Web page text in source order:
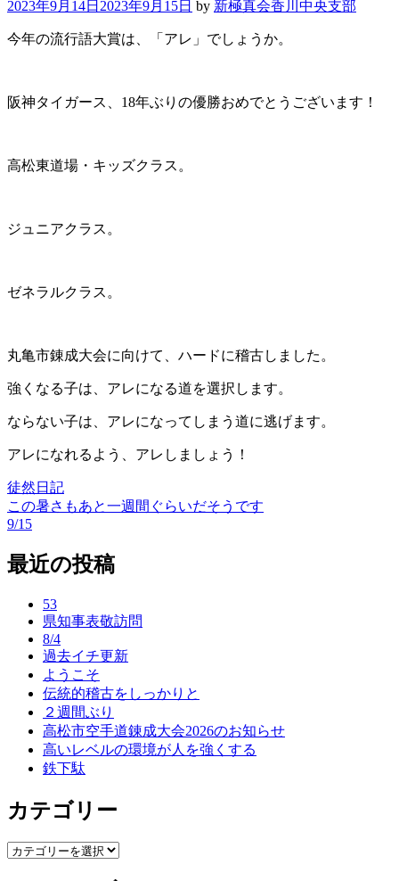
2023年9月14日 2023年9月15日 by 新極真会香川中央支部
今年の流行語大賞は、「アレ」でしょうか。
阪神タイガース、18年ぶりの優勝おめでとうございます！
高松東道場・キッズクラス。
ジュニアクラス。
ゼネラルクラス。
丸亀市錬成大会に向けて、ハードに稽古しました。
強くなる子は、アレになる道を選択します。
ならない子は、アレになってしまう道に逃げます。
アレになれるよう、アレしましょう！
徒然日記
投
ナ
この暑さもあと一週間ぐらいだそうです
9/15
最近の投稿
53
県知事表敬訪問
8/4
過去イチ更新
ようこそ
伝統的稽古をしっかりと
２週間ぶり
高松市空手道錬成大会2026のお知らせ
高いレベルの環境が人を強くする
鉄下駄
カテゴリー
カ